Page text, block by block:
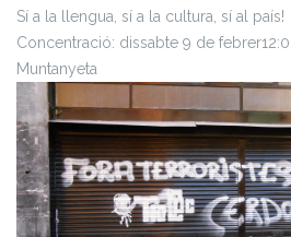
Sí a la llengua, sí a la cultura, sí al país!
Concentració: dissabte 9 de febrer
Muntanyeta